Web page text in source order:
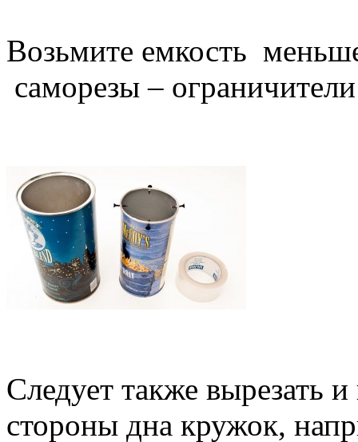
Возьмите емкость
саморезы –
Следует также вырезать
стороны дна кружок,